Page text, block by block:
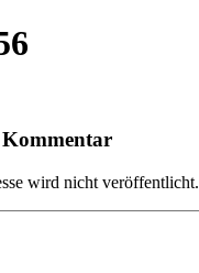
Kommentar
wird nicht veröffentlicht.